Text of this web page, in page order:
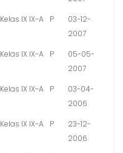
Kelas IX IX-A P
03-12-
2007
Kelas IX IX-A P
05-05-
2007
Kelas IX IX-A P
03-04-
2006
Kelas IX IX-A P
23-12-
2006